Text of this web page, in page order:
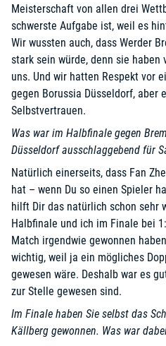
Meisterschaft von allen drei
schwerste Aufgabe ist, weil es
Wir wussten auch, dass Werder
stark sein würde, denn sie haben
uns. Und wir hatten Respekt vor
gegen Borussia Düsseldorf, aber
Selbstvertrauen.
Was war im Halbfinale gegen
Düsseldorf ausschlaggebend für
Natürlich einerseits, dass Fan
hat – wenn Du so einen Spieler
hilft Dir das natürlich schon sehr
Halbfinale und ich im Finale bei
Match irgendwie gewonnen
wichtig, weil ja ein mögliches
gewesen wäre. Deshalb war es
zur Stelle gewesen sind.
Im Finale haben Sie selbst das
Källberg gewonnen. Was war